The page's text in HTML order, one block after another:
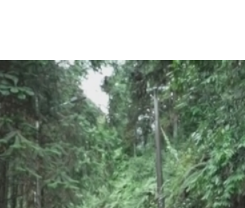
央视快评 央视网评 光华锐评 锋面
AR 4K专区 全景新闻
人生第一次 人生第二次
CBA NBA 中超 国足 国际足球
文化体育 冰雪道路 足球道路